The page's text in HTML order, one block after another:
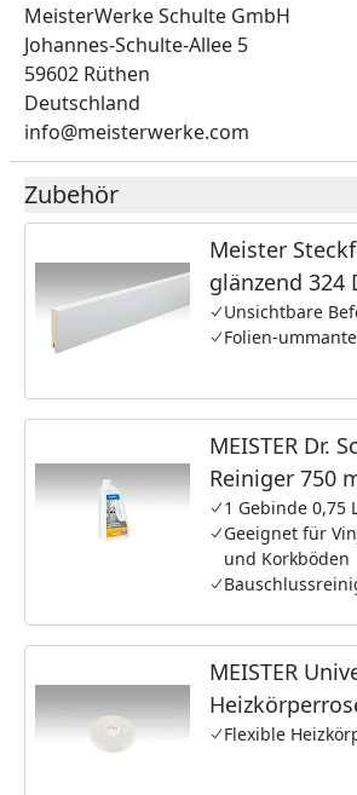
MeisterWerke Schulte GmbH
Johannes-Schulte-Allee 5
59602 Rüthen
Deutschland
info@meisterwerke.com
Zubehör
Meister
glänzend 324
MK/15MK/
Unsichtbare
Folien-
MEISTER Dr. Schutz PU-
Reiniger 750
1 Gebinde 0,75
Geeignet für
und Korkböden
MEISTER
Kunststoff (1
Flexible